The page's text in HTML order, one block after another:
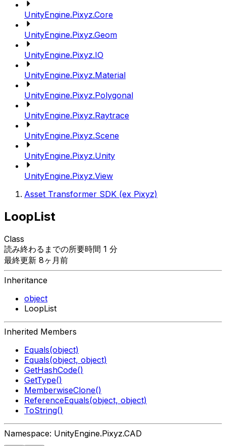
UnityEngine.Pixyz.Core
UnityEngine.Pixyz.Geom
UnityEngine.Pixyz.IO
UnityEngine.Pixyz.Material
UnityEngine.Pixyz.Polygonal
UnityEngine.Pixyz.Raytrace
UnityEngine.Pixyz.Scene
UnityEngine.Pixyz.Unity
UnityEngine.Pixyz.View
Asset Transformer SDK (ex Pixyz)
LoopList
Class
読み終わるまでの所要時間 1 分
最終更新 8ヶ月前
Inheritance
object
LoopList
Inherited Members
Equals(object)
Equals(object, object)
GetHashCode()
GetType()
MemberwiseClone()
ReferenceEquals(object, object)
ToString()
Namespace: UnityEngine.Pixyz.CAD